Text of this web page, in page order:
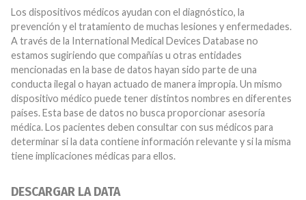
Los dispositivos médicos ayudan con el diagnóstico, la
prevención y el tratamiento de muchas lesiones y enfermedades.
A través de la International Medical Devices Database no
estamos sugiriendo que compañías u otras entidades
mencionadas en la base de datos hayan sido parte de una
conducta ilegal o hayan actuado de manera impropia. Un mismo
dispositivo médico puede tener distintos nombres en diferentes
países. Esta base de datos no busca proporcionar asesoría
médica. Los pacientes deben consultar con sus médicos para
determinar si la data contiene información relevante y si la misma
tiene implicaciones médicas para ellos.
DESCARGAR LA DATA